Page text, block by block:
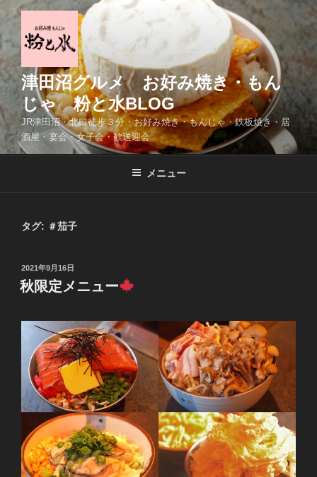
コ
テ
ン
ツ
ス
キ
ッ
津田沼グルメ お好み焼き・もん
じゃ 粉と水BLOG
JR津田沼・北口徒歩３分・お好み焼き・もんじゃ・鉄板焼き・居
酒屋・宴会・女子会・歓送迎会
メニュー
タグ: ＃茄子
投
稿
日:
2021年9月16日
秋限定メニュー